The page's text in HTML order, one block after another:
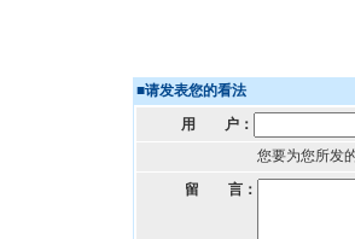
■请发表您的看法
用 户：
您要为您所发
留 言：